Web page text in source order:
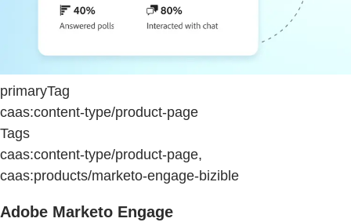
primaryTag
caas:content-type/product-page
Tags
caas:content-type/product-page,
caas:products/marketo-engage-bizible
Adobe Marketo Engage